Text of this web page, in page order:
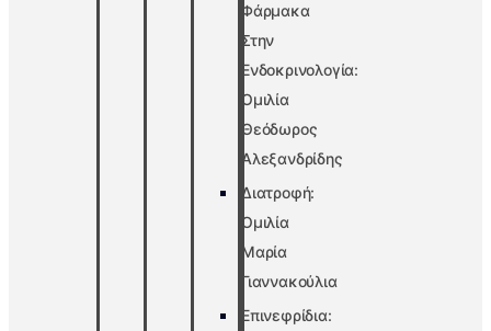
Φάρμακα
Στην
Ενδοκρινολογία:
Ομιλία
Θεόδωρος
Αλεξανδρίδης
Διατροφή:
Ομιλία
Μαρία
Γιαννακούλια
Επινεφρίδια: